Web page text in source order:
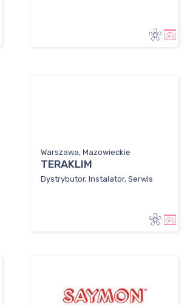
Warszawa, Mazowieckie
TERAKLIM
Dystrybutor, Instalator, Serwis